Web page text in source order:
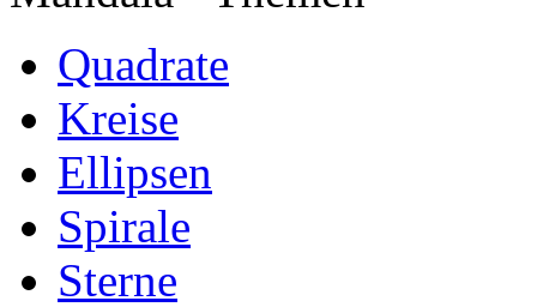
Quadrate
Kreise
Ellipsen
Spirale
Sterne